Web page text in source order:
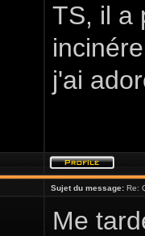
TS, il a
j'ai
Sujet du message: Re:
Me